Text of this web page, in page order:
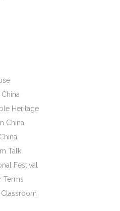
Heritage
China
Talk
Festival
Terms